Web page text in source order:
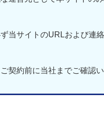
当サイトのURLおよび連
契約前に当社までご確認